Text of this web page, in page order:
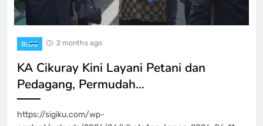
BLOG 2 months ago
KA Cikuray Kini Layani Petani dan
Pedagang, Permudah…
https://sigiku.com/wp-